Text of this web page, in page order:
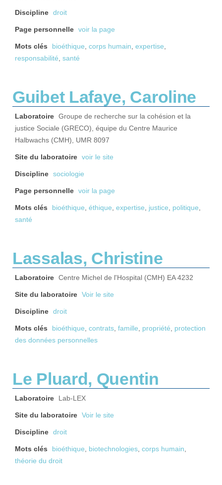
Discipline droit
Page personnelle voir la page
Mots clés bioéthique, corps humain, expertise,
responsabilité, santé
Guibet Lafaye, Caroline
Laboratoire Groupe de recherche sur la cohésion et la
justice Sociale (GRECO), équipe du Centre Maurice
Halbwachs (CMH), UMR 8097
Site du laboratoire voir le site
Discipline sociologie
Page personnelle voir la page
Mots clés bioéthique, éthique, expertise, justice, politique,
santé
Lassalas, Christine
Laboratoire Centre Michel de l'Hospital (CMH) EA 4232
Site du laboratoire Voir le site
Discipline droit
Mots clés bioéthique, contrats, famille, propriété, protection
des données personnelles
Le Pluard, Quentin
Laboratoire Lab-LEX
Site du laboratoire Voir le site
Discipline droit
Mots clés bioéthique, biotechnologies, corps humain,
théorie du droit